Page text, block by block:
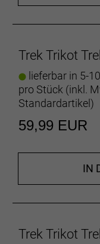
Abdeckung und
Drei offene
alles, was du
UV50+
Die Materialien
und bieten einen
Die richtige Pflege
Die richtige Pflege
etablieren.
Trek Trikot
lieferbar in 5-
pro Stück (inkl.
Standardartikel)
59,99 EUR
IN
Trek Trikot